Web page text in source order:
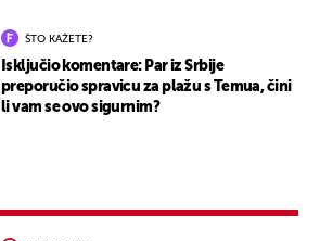
ŠTO KAŽETE?
Isključio komentare: Par iz Srbije
preporučio spravicu za plažu s Temua, čini
li vam se ovo sigurnim?